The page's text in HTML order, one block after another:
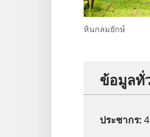
หิน​กลม​ยักษ์
ข้อมูล​ทั่
ประชากร: